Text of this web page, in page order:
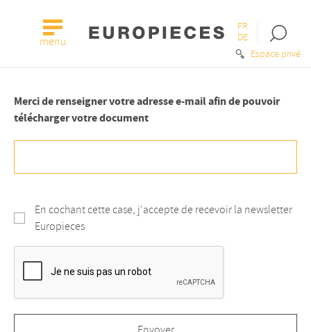
menu
Espace privé
FR
DE
Open
the
Merci de renseigner votre adresse e-mail afin de pouvoir
télécharger votre document
En cochant cette case, j'accepte de recevoir la newsletter
Europieces